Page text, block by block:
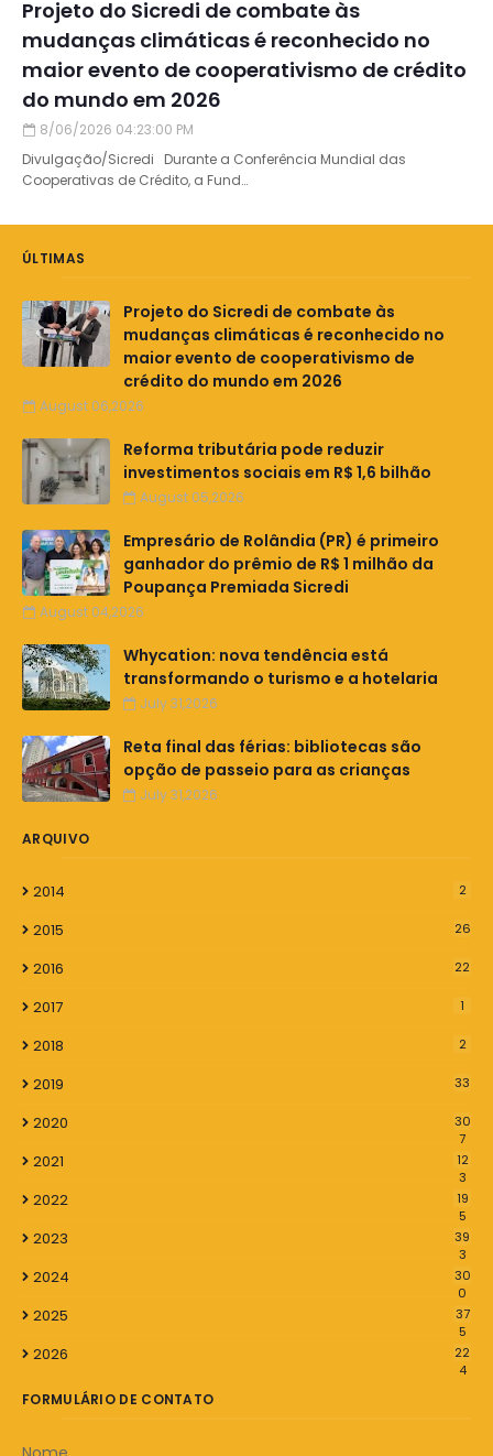
Projeto do Sicredi de combate às
mudanças climáticas é reconhecido no
maior evento de cooperativismo de crédito
do mundo em 2026
8/06/2026 04:23:00 PM
Divulgação/Sicredi Durante a Conferência Mundial das
Cooperativas de Crédito, a Fund…
ÚLTIMAS
Projeto do Sicredi de combate às
mudanças climáticas é reconhecido no
maior evento de cooperativismo de
crédito do mundo em 2026
August 06,2026
Reforma tributária pode reduzir
investimentos sociais em R$ 1,6 bilhão
August 05,2026
Empresário de Rolândia (PR) é primeiro
ganhador do prêmio de R$ 1 milhão da
Poupança Premiada Sicredi
August 04,2026
Whycation: nova tendência está
transformando o turismo e a hotelaria
July 31,2026
Reta final das férias: bibliotecas são
opção de passeio para as crianças
July 31,2026
ARQUIVO
2014 2
2015 26
2016 22
2017 1
2018 2
2019 33
2020
30
7
2021
12
3
2022
19
5
2023
39
3
2024
30
0
2025
37
5
2026
22
4
FORMULÁRIO DE CONTATO